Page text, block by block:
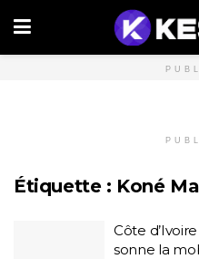
Étiquette : Koné
Côte
sonne la